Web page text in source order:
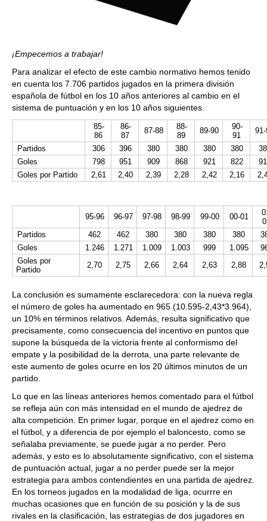
¡Empecemos a trabajar!
Para analizar el efecto de este cambio normativo hemos tenido
en cuenta los 7.706 partidos jugados en la primera división
española de fútbol en los 10 años anteriores al cambio en el
sistema de puntuación y en los 10 años siguientes.
85-
86
86-
87
87-88
88-
89
89-90
90-
91
Partidos
306 396 380 380 380 380
Goles
798 951 909 868 921 822
Goles por Partido
2,61 2,40 2,39 2,28 2,42 2,16
95-96 96-97 97-98 98-99 99-00 00-01
Partidos
462 462 380 380 380 380
Goles
1.246 1.271 1.009 1.003 999 1.095
Goles por
Partido
2,70 2,75 2,66 2,64 2,63 2,88
La conclusión es sumamente esclarecedora: con la nueva regla
el número de goles ha aumentado en 965 (10.595-2,43*3.964),
un 10% en términos relativos. Además, resulta significativo que
precisamente, como consecuencia del incentivo en puntos que
supone la búsqueda de la victoria frente al conformismo del
empate y la posibilidad de la derrota, una parte relevante de
este aumento de goles ocurre en los 20 últimos minutos de un
partido.
Lo que en las líneas anteriores hemos comentado para el fútbol
se refleja aún con más intensidad en el mundo de ajedrez de
alta competición. En primer lugar, porque en el ajedrez como en
el fútbol, y a diferencia de por ejemplo el baloncesto, como se
señalaba previamente, se puede jugar a no perder. Pero
además, y esto es lo absolutamente significativo, con el sistema
de puntuación actual, jugar a no perder puede ser la mejor
estrategia para ambos contendientes en una partida de ajedrez.
En los torneos jugados en la modalidad de liga, ocurrre en
muchas ocasiones que en función de su posición y la de sus
rivales en la clasificación, las estrategias de dos jugadores en